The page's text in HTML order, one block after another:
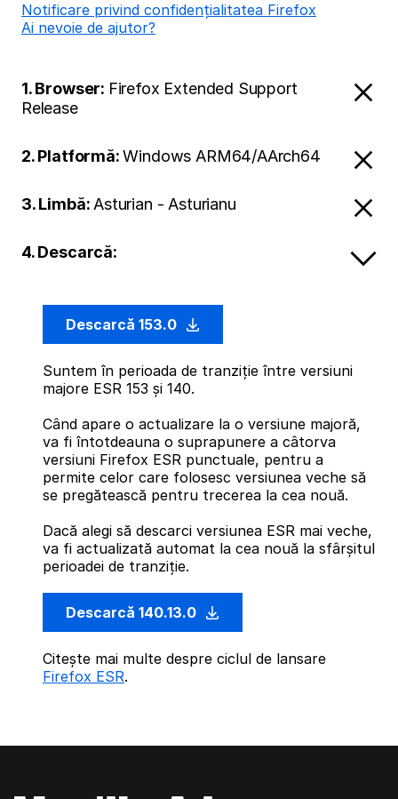
Notificare privind confidențialitatea Firefox
Ai nevoie de ajutor?
1. Browser: Firefox Extended Support
Release
2. Platformă:Windows ARM64/AArch64
3. Limbă: Asturian - Asturianu
4. Descarcă:
Descarcă 153.0
Suntem în perioada de tranziție între versiuni
majore ESR 153 și 140.
Când apare o actualizare la o versiune majoră,
va fi întotdeauna o suprapunere a câtorva
versiuni Firefox ESR punctuale, pentru a
permite celor care folosesc versiunea veche să
se pregătească pentru trecerea la cea nouă.
Dacă alegi să descarci versiunea ESR mai veche,
va fi actualizată automat la cea nouă la sfârșitul
perioadei de tranziție.
Descarcă 140.13.0
Citește mai multe despre ciclul de lansare
Firefox ESR.